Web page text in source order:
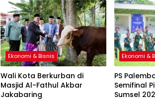
Ekonomi & Bisnis
Wali Kota Berkurban di
Masjid Al-Fathul Akbar
Jakabaring
Ekonomi &
PS
Semifinal
Sumsel